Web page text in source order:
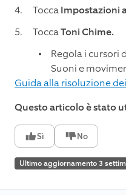
ToccaImpostazioni
ToccaToni Chime.
Regola i cursori
Suoni e
Guida alla risoluzione
Questo articolo è stato
Sì No
Ultimo aggiornamento 3